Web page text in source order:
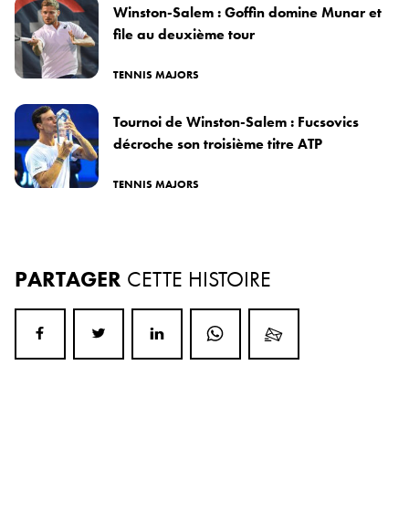
Winston-Salem : Goffin domine Munar et
file au deuxième tour
TENNIS MAJORS
Tournoi de Winston-Salem : Fucsovics
décroche son troisième titre ATP
TENNIS MAJORS
PARTAGER CETTE HISTOIRE